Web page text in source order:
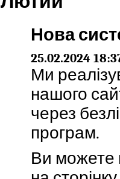
Нова
25.02.2024
Ми
нашого
через
програм.
Ви можете